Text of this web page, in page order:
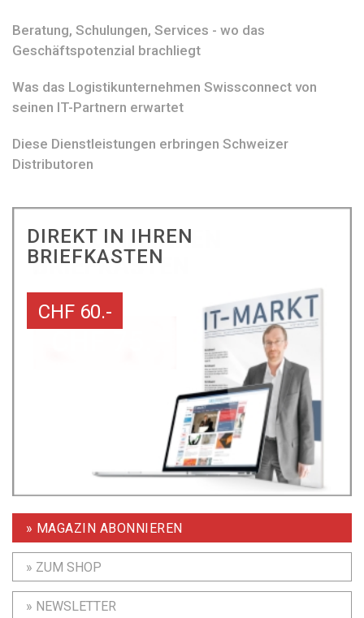
Beratung, Schulungen, Services - wo das
Geschäftspotenzial brachliegt
Was das Logistikunternehmen Swissconnect von
seinen IT-Partnern erwartet
Diese Dienstleistungen erbringen Schweizer
Distributoren
DIREKT IN IHREN
BRIEFKASTEN
CHF 60.-
» MAGAZIN ABONNIEREN
» ZUM SHOP
» NEWSLETTER